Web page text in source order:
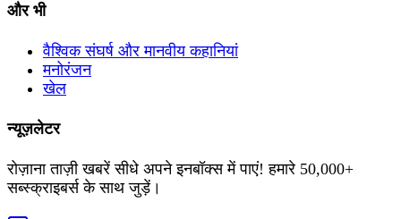
और भी
वैश्विक संघर्ष और मानवीय कहानियां
मनोरंजन
खेल
न्यूज़लेटर
रोज़ाना ताज़ी खबरें सीधे अपने इनबॉक्स में पाएं! हमारे 50,000+
सब्स्क्राइबर्स के साथ जुड़ें।